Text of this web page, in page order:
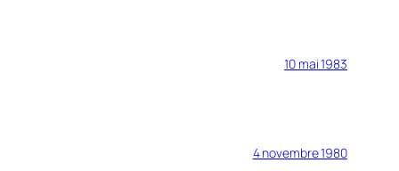
10 mai 1983
4 novembre 1980